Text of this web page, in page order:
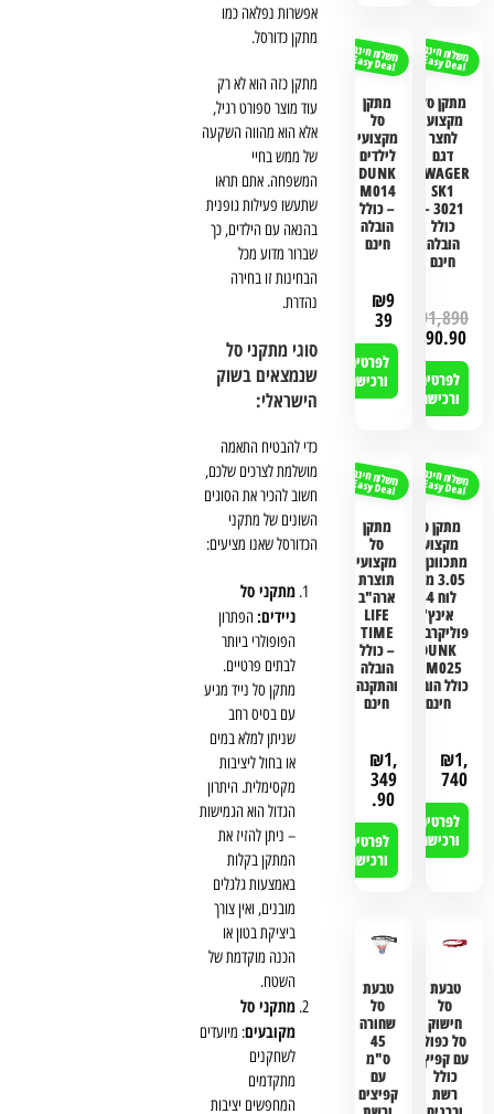
משלוח חינם
Easy Deal
מתקן סל
מקצועי
לחצר
דגם
SWAGER
SK1
3021 –
כולל
הובלה
חינם
₪1,890
₪ 1,690.90
לפרטים
ורכישה
משלוח חינם
Easy Deal
מתקן
סל
מקצועי
לילדים
DUNK
M014
– כולל
הובלה
חינם
₪9
39
לפרטים
ורכישה
משלוח חינם
Easy Deal
מתקן סל
מקצועי
מתכוונן עד
3.05 מטר
לוח 44
אינץ'
פוליקרבונט
DUNK
כולל הובלה
חינם
₪1,
740
לפרטים
ורכישה
משלוח חינם
Easy Deal
מתקן
סל
מקצועי
תוצרת
ארה"ב
LIFE
TIME
– כולל
הובלה
והתקנה
חינם
₪1,
349
.90
לפרטים
ורכישה
טבעת
סל
חישוק
סל כפול
עם קפיץ
כולל
רשת
טבעת
סל
שחורה
45
ס"מ
עם
קפיצים
אפשרות נפלאה כמו
מתקן כדורסל.
מתקן כזה הוא לא רק
עוד מוצר ספורט רגיל,
אלא הוא מהווה השקעה
של ממש בחיי
המשפחה. אתם תראו
שתעשו פעילות גופנית
בהנאה עם הילדים, כך
שברור מדוע מכל
הבחינות זו בחירה
נהדרת.
סוגי מתקני סל
שנמצאים בשוק
הישראלי:
כדי להבטיח התאמה
מושלמת לצרכים שלכם,
חשוב להכיר את הסוגים
השונים של מתקני
הכדורסל שאנו מציעים:
מתקני סל
ניידים: הפתרון
הפופולרי ביותר
לבתים פרטיים.
מתקן סל נייד מגיע
עם בסיס רחב
שניתן למלא במים
או בחול ליציבות
מקסימלית. היתרון
הגדול הוא הגמישות
– ניתן להזיז את
המתקן בקלות
באמצעות גלגלים
מובנים, ואין צורך
ביציקת בטון או
הכנה מוקדמת של
השטח.
מתקני סל
מקובעים: מיועדים
לשחקנים
מתקדמים
המחפשים יציבות